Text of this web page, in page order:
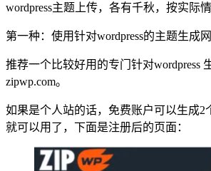
wordpress主题上传，各有千秋，按实际
第一种：使用针对wordpress的主题生成
推荐一个比较好用的专门针对wordpress
zipwp.com。
如果是个人站的话，免费账户可以生成2
就可以用了，下面是注册后的页面：